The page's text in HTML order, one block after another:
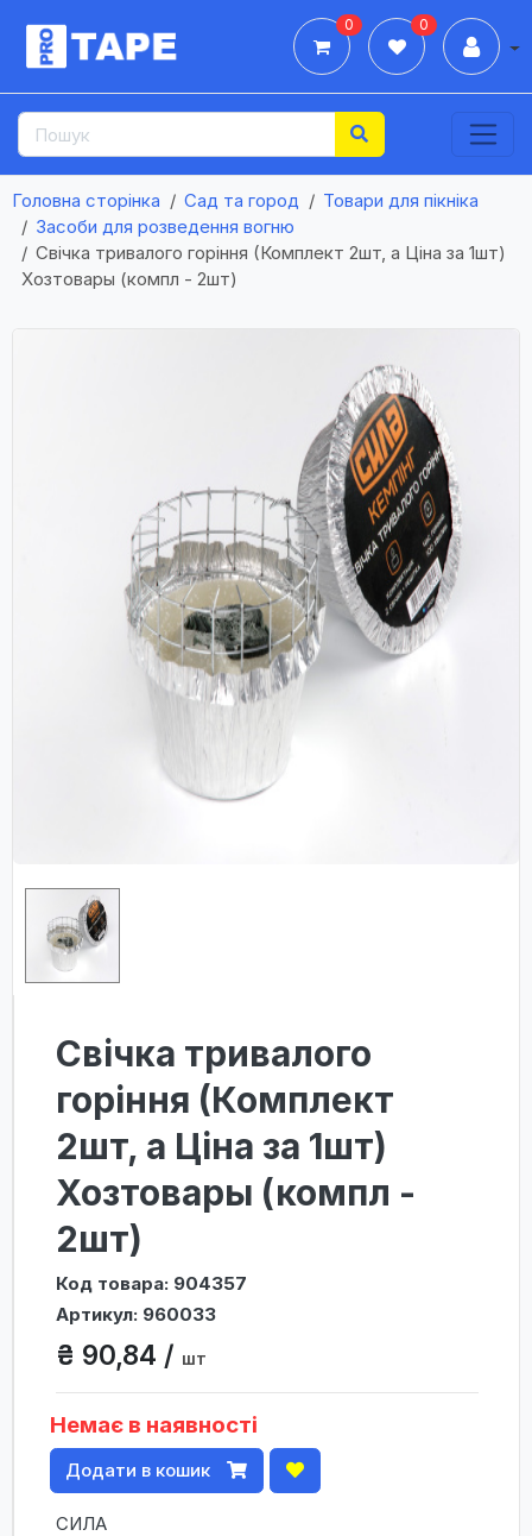
0 0
Головна сторінка Сад та город
Товари для пікніка
Засоби для розведення вогню
Свічка тривалого горіння (Комплект 2шт, а Ціна за 1шт)
Хозтовары (компл - 2шт)
Свічка тривалого
горіння (Комплект
2шт, а Ціна за 1шт)
Хозтовары (компл -
2шт)
Код товара: 904357
Артикул: 960033
₴ 90,84 / шт
Немає в наявності
Додати в кошик
СИЛА